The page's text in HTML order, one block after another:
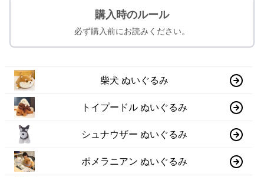
購入時のルール
必ず購入前にお読みください。
柴犬 ぬいぐるみ
トイプードル ぬいぐるみ
シュナウザー ぬいぐるみ
ポメラニアン ぬいぐるみ